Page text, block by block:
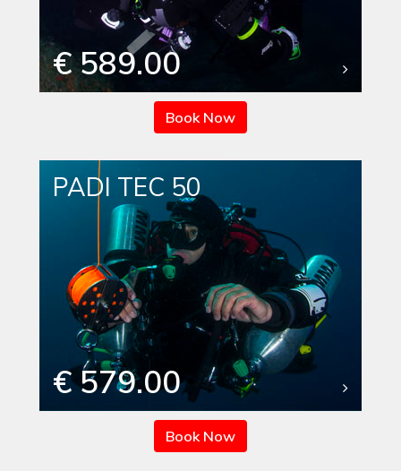
€ 589.00
Book Now
PADI TEC 50
€ 579.00
Book Now